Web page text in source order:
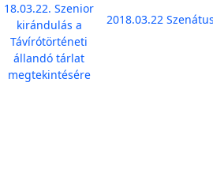
18.03.22. Szenior
kirándulás a
Távírótörténeti
állandó tárlat
megtekintésére
2018.03.22